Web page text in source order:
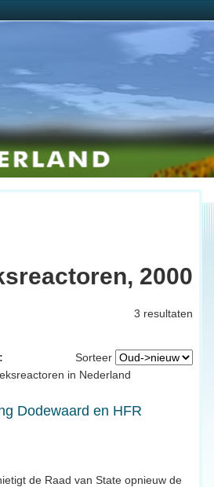
2000
3 resultaten
Sorteer
in Nederland
Dodewaard en HFR
de Raad van State opnieuw de